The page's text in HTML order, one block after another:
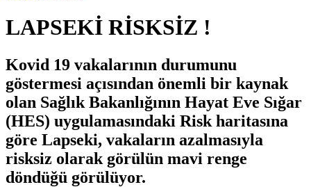
LAPSEKİ RİSKSİZ !
Kovid 19 vakalarının durumunu
göstermesi açısından önemli bir kaynak
olan Sağlık Bakanlığının Hayat Eve Sığar
(HES) uygulamasındaki Risk haritasına
göre Lapseki, vakaların azalmasıyla
risksiz olarak görülün mavi renge
döndüğü görülüyor.